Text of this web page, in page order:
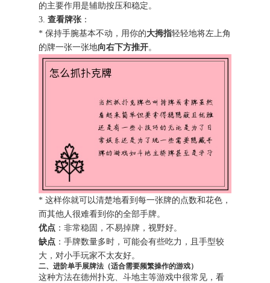
的主要作用是辅助按压和稳定。
3.查看牌张 ：
* 保持手腕基本不动，用你的大拇指轻轻地将左上角
的牌一张一张地向右下方推开。
* 这样你就可以清楚地看到每一张牌的点数和花色，
而其他人很难看到你的全部手牌。
优点 ：非常稳固，不易掉牌，视野好。
缺点 ：手牌数量多时，可能会有些吃力，且手型较
大，对小手玩家不太友好。
二、进阶单手展牌法（适合需要频繁操作的游戏）
这种方法在德州扑克、斗地主等游戏中很常见，看